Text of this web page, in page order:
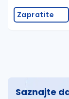
Zapratite
Saznajte